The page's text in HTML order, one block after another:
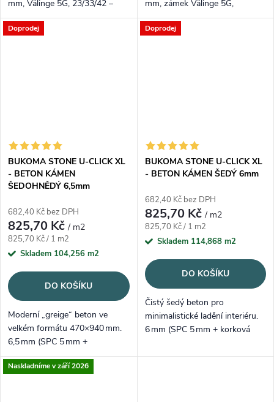
mm, Välinge 5G, 23/33/42 –
voděodolné a tiché. Medově
teplý rustikální dekor s
mm, zámek Välinge 5G,
23/33/42 – XL a tichý krok.
Velmi světlý severský odstín,
Doprodej
BUKOMA STONE U-CLICK XL
- BETON KÁMEN
ŠEDOHNĚDÝ 6,5mm
682,40 Kč bez DPH
825,70 Kč/ m2
Měrná cena:
825,70 Kč / 1 m2
Skladem 104,256 m2
DO KOŠÍKU
Moderní „greige“ beton ve
velkém formátu 470×940 mm.
6,5 mm (SPC 5 mm +
integrovaná podložka 1,5 mm),
nášlap 0,55 mm – vysoká
Doprodej
BUKOMA STONE U-CLICK XL
- BETON KÁMEN ŠEDÝ 6mm
682,40 Kč bez DPH
825,70 Kč/ m2
Měrná cena:
825,70 Kč / 1 m2
Skladem 114,868 m2
DO KOŠÍKU
Čistý šedý beton pro
minimalistické ladění interiéru.
6 mm (SPC 5 mm + korková
0,55 mm – tichý došlap a rychlá
Naskladníme v září 2026